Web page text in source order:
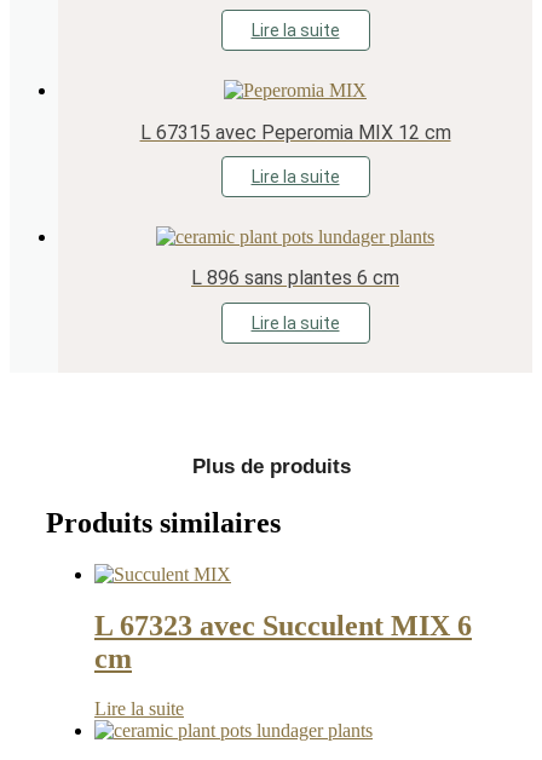
Lire la suite
L 67315 avec Peperomia MIX 12 cm
Lire la suite
L 896 sans plantes 6 cm
Lire la suite
Plus de produits
Produits similaires
L 67323 avec Succulent MIX 6
cm
Lire la suite